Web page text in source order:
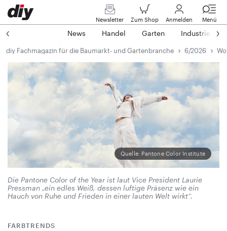
Newsletter Zum Shop Anmelden Menü
News Handel Garten Industrie
diy Fachmagazin für die Baumarkt- und Gartenbranche 6/2026
Quelle: Pantone Color Institute
Die Pantone Color of the Year ist laut Vice President Laurie
Pressman „ein edles Weiß, dessen luftige Präsenz wie ein
Hauch von Ruhe und Frieden in einer lauten Welt wirkt“.
FARBTRENDS